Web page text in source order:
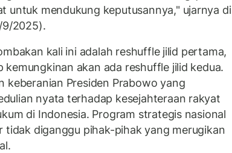
untuk mendukung keputusannya," ujarnya di
9/2025).
kali ini adalah reshuffle jilid pertama,
kemungkinan akan ada reshuffle jilid kedua.
keberanian Presiden Prabowo yang
nyata terhadap kesejahteraan rakyat
di Indonesia. Program strategis nasional
tidak diganggu pihak-pihak yang merugikan